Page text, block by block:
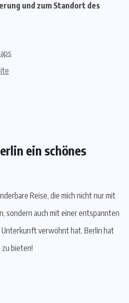
und zum Standort des
ein schönes
Reise, die mich nicht nur mit
sondern auch mit einer entspannten
Unterkunft verwöhnt hat. Berlin hat
bieten!